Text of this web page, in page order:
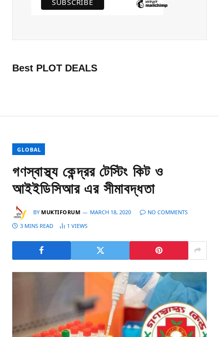
Best PLOT DEALS
GLOBAL
গণস্বাস্থ্য কেন্দ্রর টেস্টিং কিট ও
আইইডিসিআর এর সীমাবদ্ধতা
BY MUKTIFORUM MARCH 18, 2020
NO COMMENTS
3 MINS READ
1 VIEWS